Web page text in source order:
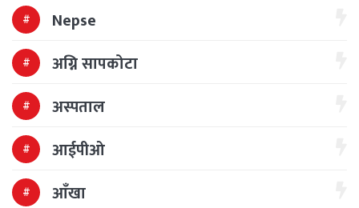
Nepse
अग्नि सापकोटा
अस्पताल
आईपीओ
आँखा